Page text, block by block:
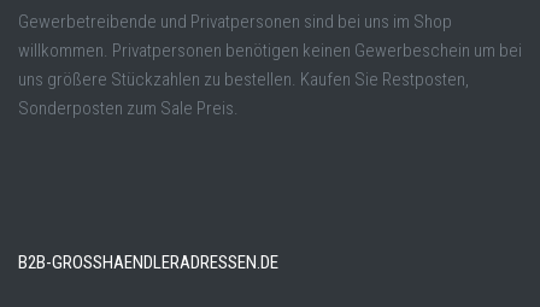
Gewerbetreibende und Privatpersonen sind bei uns im Shop
willkommen. Privatpersonen benötigen keinen Gewerbeschein um bei
uns größere Stückzahlen zu bestellen. Kaufen Sie Restposten,
Sonderposten zum Sale Preis.
B2B-GROSSHAENDLERADRESSEN.DE